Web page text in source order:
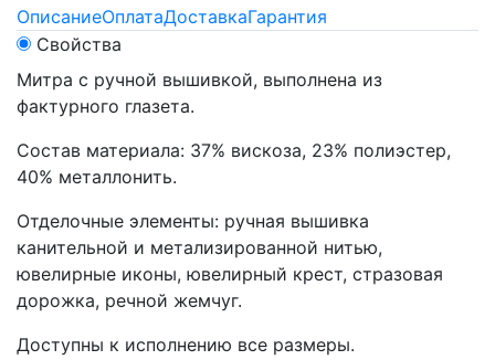
ОписаниеОплатаДоставкаГарантия
Свойства
Митра с ручной вышивкой, выполнена из
фактурного глазета.
Состав материала: 37% вискоза, 23% полиэстер,
40% металлонить.
Отделочные элементы: ручная вышивка
канительной и метализированной нитью,
ювелирные иконы, ювелирный крест, стразовая
дорожка, речной жемчуг.
Доступны к исполнению все размеры.